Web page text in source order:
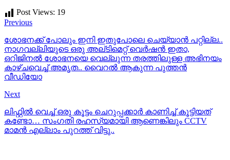
Post Views: 19
Previous
ശോഭനക്ക് പോലും ഇനി ഇതുപോലെ ചെയ്യാന്‍ പറ്റില്ല..
നാഗവല്ലിയുടെ ഒരു അല്ടിമെറ്റ് വെര്‍ഷന്‍ ഇതാ,
ഒറിജിനല്‍ ശോഭനയെ വെല്ലുന്ന തരത്തിലുള്ള അഭിനയം
കാഴ്ചവെച്ച്‌ അമൃത.. വൈറല്‍ ആകുന്ന പുത്തന്‍
വീഡിയോ
Next
ലിഫ്റ്റില്‍ വെച്ച് ഒരു കൂട്ടം ചെറുപ്പക്കാര്‍ കാണിച്ച് കൂട്ടിയത്
കണ്ടോ… സംഗതി രഹസ്യമായി ആണെങ്കിലും CCTV
മാമന്‍ എല്ലാം പുറത്ത് വിട്ടു..